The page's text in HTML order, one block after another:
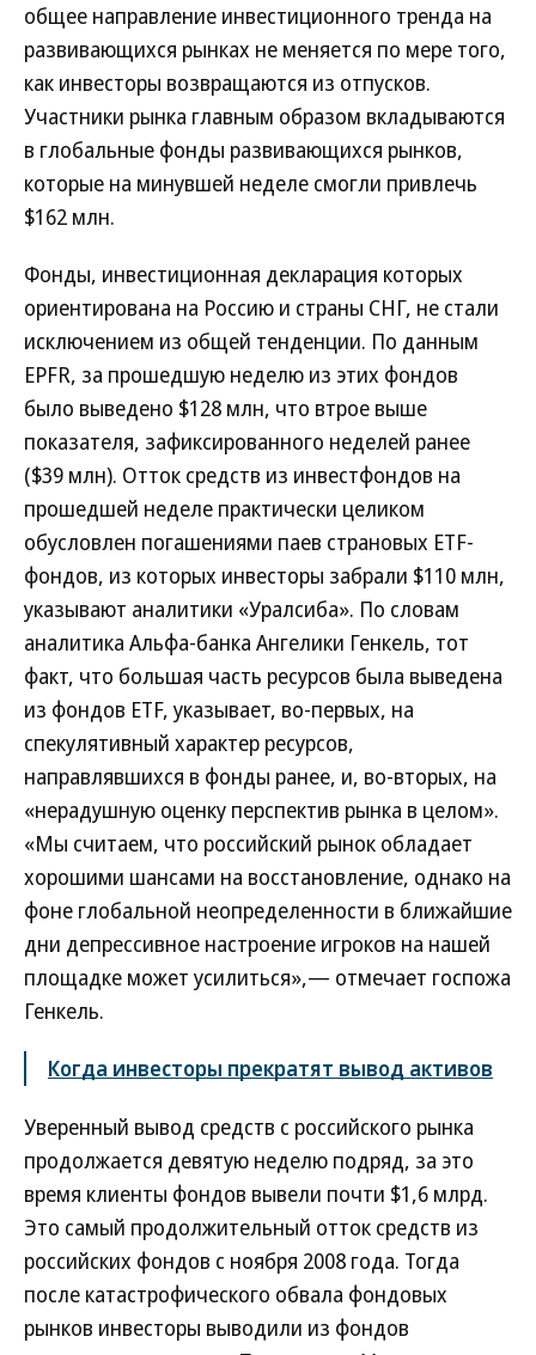
общее направление инвестиционного тренда на
развивающихся рынках не меняется по мере того,
как инвесторы возвращаются из отпусков.
Участники рынка главным образом вкладываются
в глобальные фонды развивающихся рынков,
которые на минувшей неделе смогли привлечь
$162 млн.
Фонды, инвестиционная декларация которых
ориентирована на Россию и страны СНГ, не стали
исключением из общей тенденции. По данным
EPFR, за прошедшую неделю из этих фондов
было выведено $128 млн, что втрое выше
показателя, зафиксированного неделей ранее
($39 млн). Отток средств из инвестфондов на
прошедшей неделе практически целиком
обусловлен погашениями паев страновых ETF-
фондов, из которых инвесторы забрали $110 млн,
указывают аналитики «Уралсиба». По словам
аналитика Альфа-банка Ангелики Генкель, тот
факт, что большая часть ресурсов была выведена
из фондов ETF, указывает, во-первых, на
спекулятивный характер ресурсов,
направлявшихся в фонды ранее, и, во-вторых, на
«нерадушную оценку перспектив рынка в целом».
«Мы считаем, что российский рынок обладает
хорошими шансами на восстановление, однако на
фоне глобальной неопределенности в ближайшие
дни депрессивное настроение игроков на нашей
площадке может усилиться»,— отмечает госпожа
Генкель.
Когда инвесторы прекратят вывод активов
Уверенный вывод средств с российского рынка
продолжается девятую неделю подряд, за это
время клиенты фондов вывели почти $1,6 млрд.
Это самый продолжительный отток средств из
российских фондов с ноября 2008 года. Тогда
после катастрофического обвала фондовых
рынков инвесторы выводили из фондов